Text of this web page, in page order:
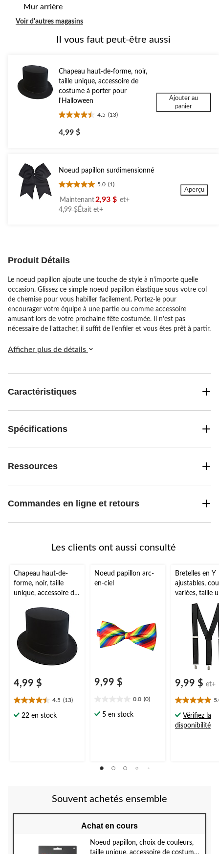
Mur arrière
Voir d'autres magasins
Il vous faut peut-être aussi
Chapeau haut-de-forme, noir,
taille unique, accessoire de
costume à porter pour
l'Halloween
4.5 (13)
4.5
étoile(s)
sur
4,99 $
Ajouter au
panier
Noeud papillon surdimensionné
5.0 (1)
5.0
étoile(s)
sur
Maintenant 2,93 $ et+
4,99 $Était et+prix
Aperçu
Produit Détails
Le noeud papillon ajoute une touche de style à n'importe quelle
occasion. Glissez ce simple noeud papillon élastique sous votre col
de chemise pour vous habiller facilement. Portez-le pour
encourager votre équipe à une partie ou comme accessoire
amusant lors de votre prochaine fête costumée. Il n'est pas
nécessaire de l'attacher, il suffit de l'enfiler et vous êtes prêt à partir.
Afficher plus de détails
Caractéristiques
Spécifications
Ressources
Commandes en ligne et retours
Les clients ont aussi consulté
Chapeau haut-de-
forme, noir, taille
unique, accessoire de
pour l'Halloween
4,99 $
4.5 (13)
4.5
étoile(s)
22 en stock
Noeud papillon arc-
en-ciel
9,99 $
0.0 (0)
étoile(s)
5 en stock
Bretelles en Y
ajustables,
variées, taille
accessoire de
costume
pour
9,99 $ et+
5.0
étoile(s)
sur
Vérifiez la
disponibilité
Souvent achetés ensemble
Achat en cours
Noeud papillon, choix de couleurs,
taille unique, accessoire de costume